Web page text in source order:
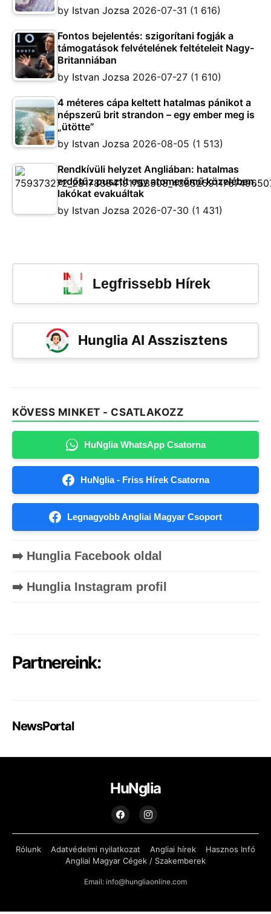
by Istvan Jozsa 2026-07-31 (1 616)
Fontos bejelentés: szigorítani fogják a
támogatások felvételének feltételeit Nagy-
Britanniában
by Istvan Jozsa 2026-07-27 (1 610)
4 méteres cápa keltett hatalmas pánikot a
népszerű brit strandon – egy ember meg is
„ütötte”
by Istvan Jozsa 2026-08-05 (1 513)
Rendkívüli helyzet Angliában: hatalmas
erdőtűz pusztít egy atomerőmű közelében,
lakókat evakuáltak
by Istvan Jozsa 2026-07-30 (1 431)
Legfrissebb Hírek
Hunglia AI Asszisztens
KÖVESS MINKET - CSATLAKOZZ
HuNglia WhatsApp Csatorna
HuNglia - Friss Hírek Csatorna
Legnagyobb Angliai Magyar Csoport
➡️ Hunglia Facebook oldal
➡️ Hunglia Instagram profil
Partnereink:
NewsPortal
HuNglia
Rólunk Adatvédelmi nyilatkozat Angliai hírek
Hasznos Infó
Angliai Magyar Cégek / Szakemberek
Email: info@hungliaonline.com